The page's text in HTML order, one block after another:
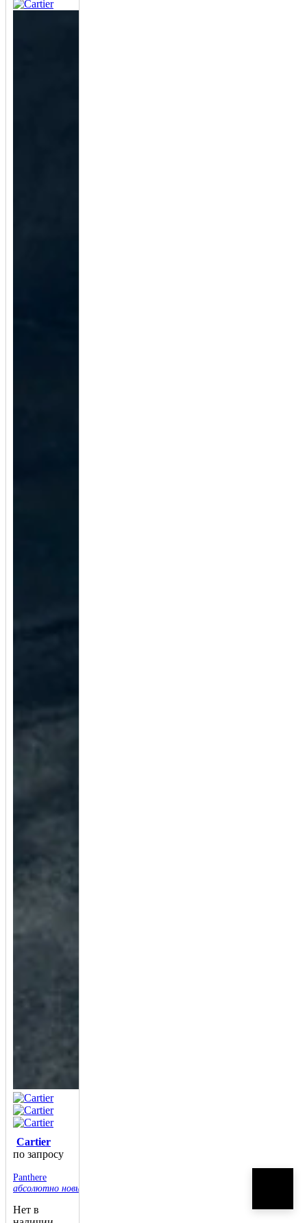
Cartier
по запросу
Panthere
абсолютно новые
Нет в